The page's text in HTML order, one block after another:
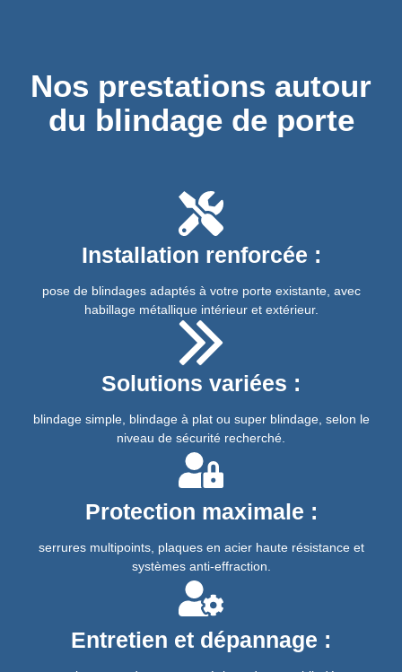
Nos prestations autour
du blindage de porte
Installation renforcée :
pose de blindages adaptés à votre porte existante, avec
habillage métallique intérieur et extérieur.
Solutions variées :
blindage simple, blindage à plat ou super blindage, selon le
niveau de sécurité recherché.
Protection maximale :
serrures multipoints, plaques en acier haute résistance et
systèmes anti-effraction.
Entretien et dépannage :